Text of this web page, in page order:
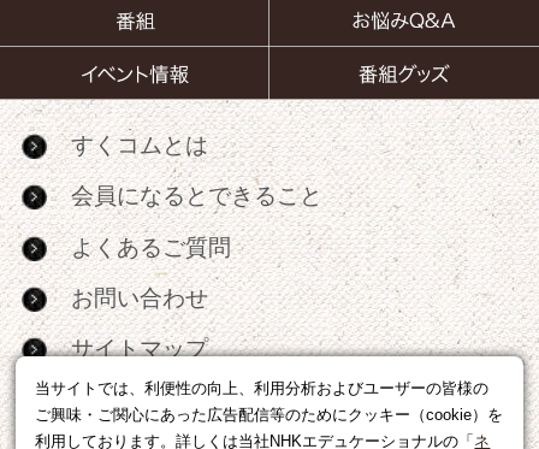
当サイトでは、利便性の向上、利用分析およびユーザーの皆様の
ご興味・ご関心にあった広告配信等のためにクッキー（cookie）を
利用しております。詳しくは当社NHKエデュケーショナルの「 ネ
すくコムとは
会員になるとできること
よくあるご質問
お問い合わせ
サイトマップ
RSS